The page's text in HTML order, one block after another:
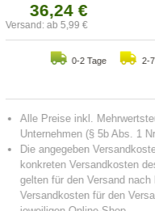
36,24 €
Versand: ab 5,99 €
0-2 Tage 2-